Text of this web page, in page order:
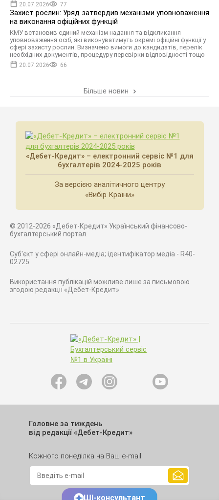
20.07.2026 77
Захист рослин: Уряд затвердив механізми уповноваження
на виконання офіційних функцій
КМУ встановив єдиний механізм надання та відкликання
уповноваження осіб, які виконуватимуть окремі офіційні функції у
сфері захисту рослин. Визначено вимоги до кандидатів, перелік
необхідних документів, процедуру перевірки відповідності тощо
20.07.2026 66
Більше новин
«Дебет-Кредит» – електронний сервіс №1 для
бухгалтерів 2024-2025 років
За версією аналітичного центру
«Вибір Країни»
© 2012-2026 «Дебет-Кредит» Український фінансово-
бухгалтерський портал.
Суб'єкт у сфері онлайн-медіа; ідентифікатор медіа - R40-
02725
Використання публікацій можливе лише за письмовою
згодою редакції «Дебет-Кредит»
Головне за тиждень
від редакції «Дебет-Кредит»
Кожного понеділка на Ваш e-mail
ШІ-консультант